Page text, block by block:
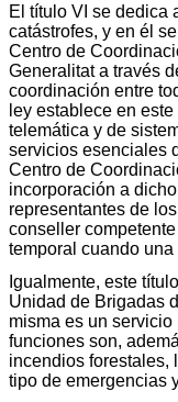
El título VI se dedica
catástrofes, y en él
Centro de
Generalitat a través
coordinación entre
ley establece en
telemática y de
servicios esenciales
Centro de
incorporación a
representantes de
conseller
temporal cuando
Igualmente, este
Unidad de Brigadas
misma es un
funciones son,
incendios forestales,
tipo de emergencias